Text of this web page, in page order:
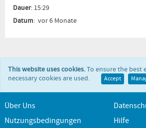
Dauer: 15:29
Datum: vor 6 Monate
This website uses cookies.To ensure the best
necessary cookies are used.
Accept
Über Uns
Nutzungsbedingungen
Hilfe